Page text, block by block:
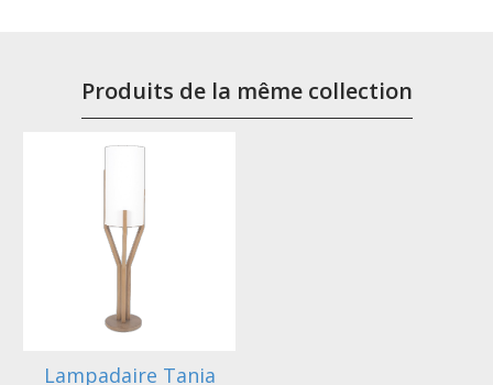
Produits de la même collection
Lampadaire Tania